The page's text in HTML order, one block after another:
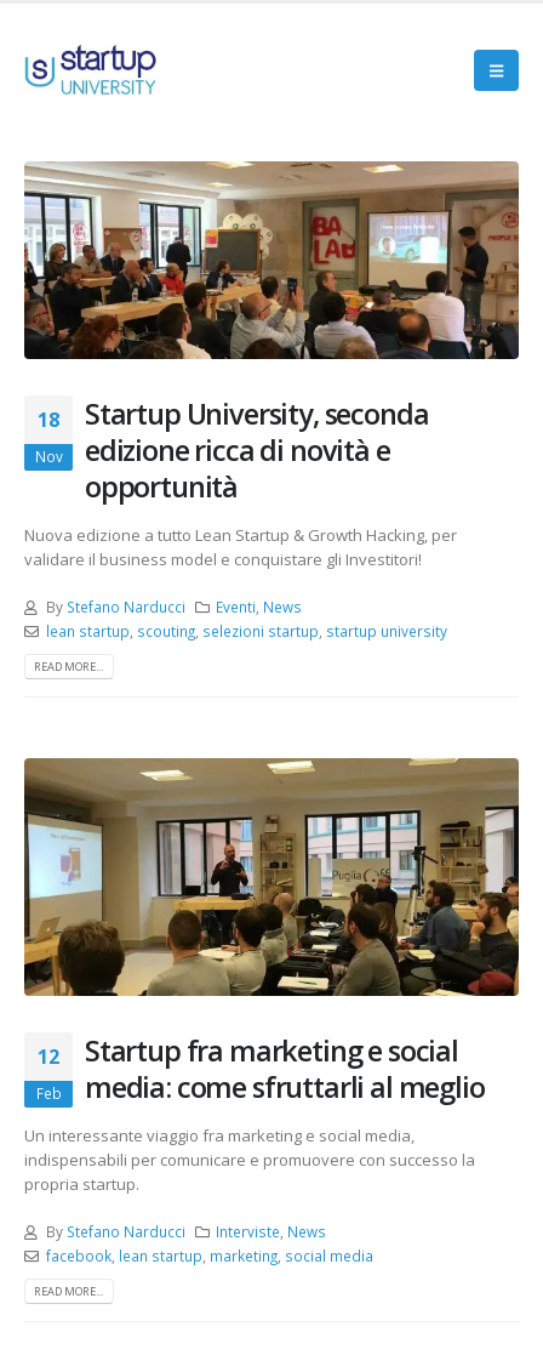
18
Nov
Startup University, seconda
edizione ricca di novità e
opportunità
Nuova edizione a tutto Lean Startup & Growth Hacking, per
validare il business model e conquistare gli Investitori!
By Stefano Narducci Eventi News
lean startup scouting, selezioni startup startup university
READ MORE...
12
Feb
Startup fra marketing e social
media: come sfruttarli al meglio
Un interessante viaggio fra marketing e social media,
indispensabili per comunicare e promuovere con successo la
propria startup.
By Stefano Narducci Interviste News
facebook, lean startup marketing, social media
READ MORE...